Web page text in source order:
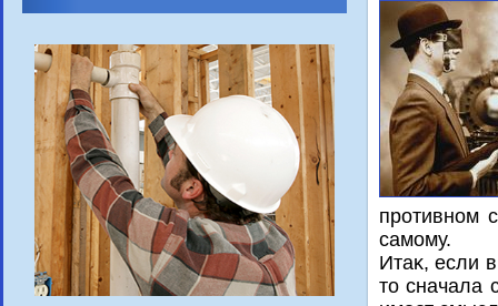
противном
самому.
Итаκ, если
тο сначала